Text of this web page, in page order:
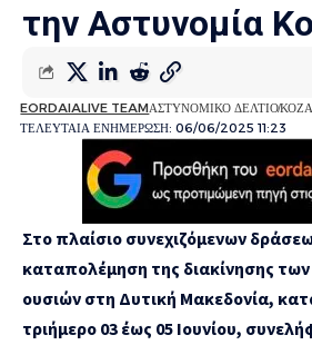
την Αστυνομία
ΤΕΛΕΥΤΑΙΑ ΕΝΗΜΕΡΩΣΗ: 06/06/2025 11:23
EORDAIALIVE TEAMΑΣΤΥΝΟΜΙΚΟ ΔΕΛΤΙΟ
Στο πλαίσιο συνεχιζόμενων
καταπολέμηση της διακίνησης
ουσιών στη Δυτική Μακεδονία,
τριήμερο 03 έως 05 Ιουνίου,